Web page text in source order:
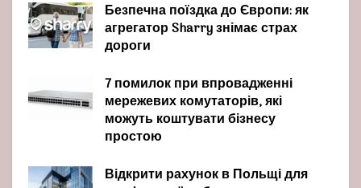
Безпечна поїздка до Європи: як
агрегатор Sharry знімає страх
дороги
7 помилок при впровадженні
мережевих комутаторів, які
можуть коштувати бізнесу
простою
Відкрити рахунок в Польщі для